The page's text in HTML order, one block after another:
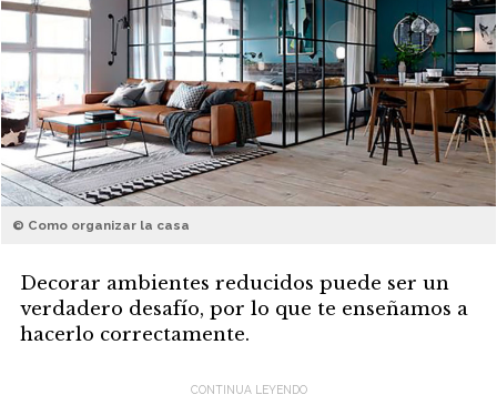
© Como organizar la casa
Decorar ambientes reducidos puede ser un
verdadero desafío, por lo que te enseñamos a
hacerlo correctamente.